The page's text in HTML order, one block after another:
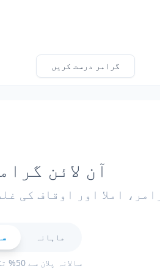
گرامر درست کریں
آن لائن
املا اور اوقاف کی
ماہانہ
سالانہ پلان سے 50% تک بچائیں